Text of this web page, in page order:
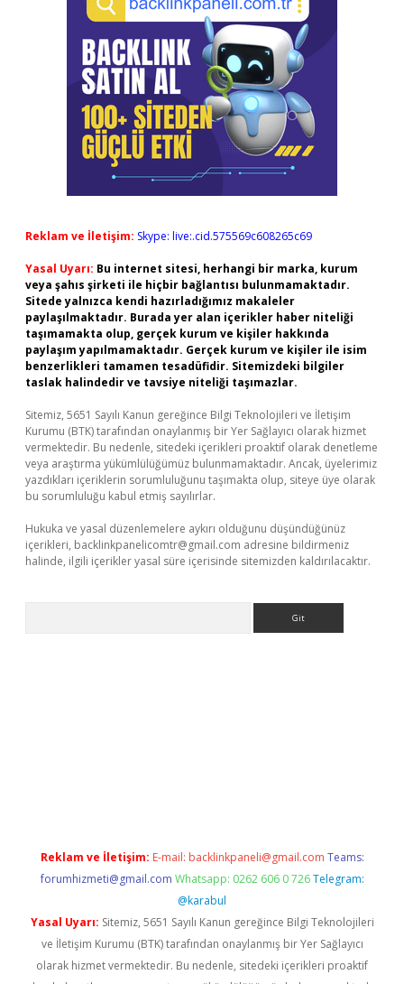
Reklam ve İletişim: Skype: live:.cid.575569c608265c69
Yasal Uyarı: Bu internet sitesi, herhangi bir marka, kurum
veya şahıs şirketi ile hiçbir bağlantısı bulunmamaktadır.
Sitede yalnızca kendi hazırladığımız makaleler
paylaşılmaktadır. Burada yer alan içerikler haber niteliği
taşımamakta olup, gerçek kurum ve kişiler hakkında
paylaşım yapılmamaktadır. Gerçek kurum ve kişiler ile isim
benzerlikleri tamamen tesadüfidir. Sitemizdeki bilgiler
taslak halindedir ve tavsiye niteliği taşımazlar.
Sitemiz, 5651 Sayılı Kanun gereğince Bilgi Teknolojileri ve İletişim
Kurumu (BTK) tarafından onaylanmış bir Yer Sağlayıcı olarak hizmet
vermektedir. Bu nedenle, sitedeki içerikleri proaktif olarak denetleme
veya araştırma yükümlülüğümüz bulunmamaktadır. Ancak, üyelerimiz
yazdıkları içeriklerin sorumluluğunu taşımakta olup, siteye üye olarak
bu sorumluluğu kabul etmiş sayılırlar.
Hukuka ve yasal düzenlemelere aykırı olduğunu düşündüğünüz
içerikleri, backlinkpanelicomtr@gmail.com adresine bildirmeniz
halinde, ilgili içerikler yasal süre içerisinde sitemizden kaldırılacaktır.
Reklam ve İletişim: E-mail: backlinkpaneli@gmail.com Teams:
forumhizmeti@gmail.com Whatsapp: 0262 606 0 726 Telegram:
@karabul
Yasal Uyarı: Sitemiz, 5651 Sayılı Kanun gereğince Bilgi Teknolojileri
ve İletişim Kurumu (BTK) tarafından onaylanmış bir Yer Sağlayıcı
olarak hizmet vermektedir. Bu nedenle, sitedeki içerikleri proaktif